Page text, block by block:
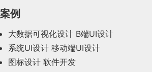
点，又不干扰用户自
传递品牌调性，提升
对于设计师而言，理解
剖析用户痛点
案例
大数据可视化设计 B端UI设计
系统UI设计 移动端UI设计
图标设计 软件开发